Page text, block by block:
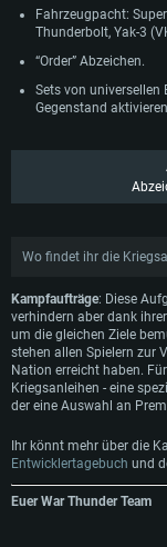
DirectX 11 fähige
GeForce GTX 1060 oder
Festplatte: 60,2 GB (Full
Arbeitsspeicher: 8 GB
Grafikkarte: Radeon
Festplatte: 60,2 GB (Full
Arbeitsspeicher: 16 GB
Grafikkarte: NVIDIA
(nicht älter als 6
Festplatte: 60,2 GB (Full
Fahrzeugpacht:
Thunderbolt, Yak-3
“Order” Abzeichen.​
Sets von universellen
Gegenstand
Wo findet ihr die
Klickt im sich öffnenden
Ecke rechts unten.
Ihr könnt nun eine Reihe
Kampfaufträge: Diese
verhindern aber dank
um die gleichen Ziele
stehen allen Spielern zur
Nation erreicht haben.
Kriegsanleihen - eine
der eine Auswahl an
Ihr könnt mehr über die
Entwicklertagebuch und
Euer War Thunder Team